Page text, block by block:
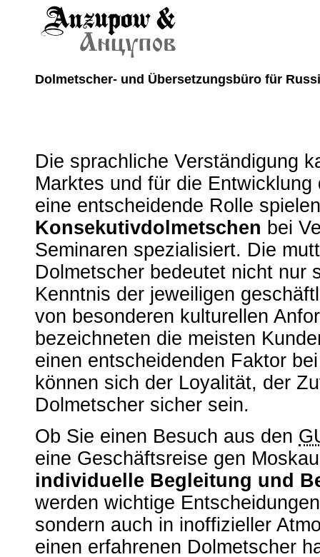
Dolmetscher- und Übersetzungsbüro für
Die sprachliche Verständigung
Marktes und für die
eine entscheidende Rolle
Konsekutivdolmetschen bei
Seminaren spezialisiert. Die
Dolmetscher bedeutet nicht nur
Kenntnis der jeweiligen
von besonderen kulturellen
bezeichneten die meisten
einen entscheidenden Faktor
können sich der Loyalität, der
Dolmetscher sicher sein.
Ob Sie einen Besuch aus den
eine Geschäftsreise gen
individuelle Begleitung und
werden wichtige
sondern auch in inoffizieller
einen erfahrenen Dolmetscher